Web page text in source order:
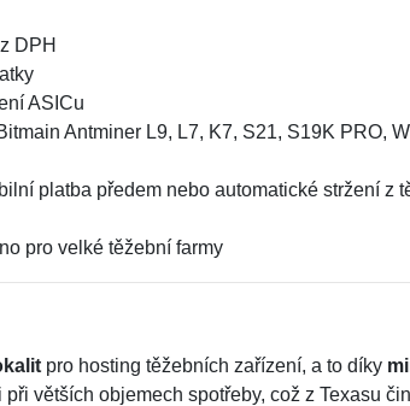
DPH
ASICu
Antminer L9, L7, K7, S21, S19K PRO,
platba předem nebo automatické stržení z
pro velké těžební farmy
pro hosting těžebních zařízení, a to díky
větších objemech spotřeby, což z Texasu